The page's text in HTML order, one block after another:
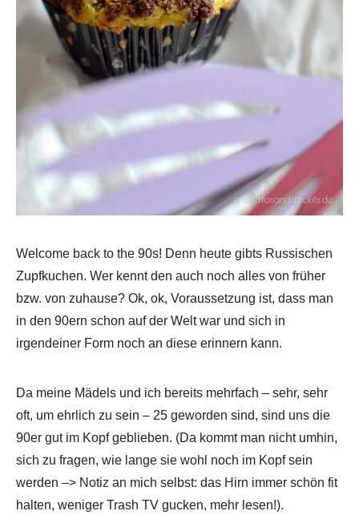
Welcome back to the 90s! Denn heute gibts Russischen
Zupfkuchen. Wer kennt den auch noch alles von früher
bzw. von zuhause? Ok, ok, Voraussetzung ist, dass man
in den 90ern schon auf der Welt war und sich in
irgendeiner Form noch an diese erinnern kann.
Da meine Mädels und ich bereits mehrfach – sehr, sehr
oft, um ehrlich zu sein – 25 geworden sind, sind uns die
90er gut im Kopf geblieben. (Da kommt man nicht umhin,
sich zu fragen, wie lange sie wohl noch im Kopf sein
werden –> Notiz an mich selbst: das Hirn immer schön fit
halten, weniger Trash TV gucken, mehr lesen!).